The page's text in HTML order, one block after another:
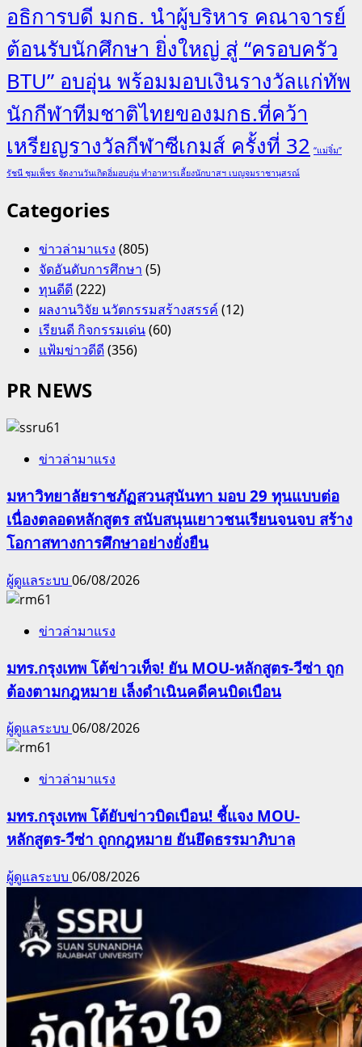
อธิการบดี มกธ. นำผู้บริหาร คณาจารย์
ต้อนรับนักศึกษา ยิ่งใหญ่ สู่ “ครอบครัว
BTU” อบอุ่น พร้อมมอบเงินรางวัลแก่ทัพ
นักกีฬาทีมชาติไทยของมกธ.ที่คว้า
เหรียญรางวัลกีฬาซีเกมส์ ครั้งที่ 32 “แม่จิ๋ม”
รัชนี ชุมเพ็ชร จัดงานวันเกิดอิ่มอบอุ่น ทำอาหารเลี้ยงนักบาสฯ เบญจมราชานุสรณ์
Categories
ข่าวล่ามาแรง (805)
จัดอันดับการศึกษา (5)
ทุนดีดี(222)
ผลงานวิจัย นวัตกรรมสร้างสรรค์(12)
เรียนดี กิจกรรมเด่น(60)
แฟ้มข่าวดีดี(356)
PR NEWS
ข่าวล่ามาแรง
มหาวิทยาลัยราชภัฏสวนสุนันทา มอบ 29 ทุนแบบต่อ
เนื่องตลอดหลักสูตร สนับสนุนเยาวชนเรียนจนจบ สร้าง
โอกาสทางการศึกษาอย่างยั่งยืน
ผู้ดูแลระบบ 06/08/2026
ข่าวล่ามาแรง
มทร.กรุงเทพ โต้ข่าวเท็จ! ยัน MOU-หลักสูตร-วีซ่า ถูก
ต้องตามกฎหมาย เล็งดำเนินคดีคนบิดเบือน
ผู้ดูแลระบบ 06/08/2026
ข่าวล่ามาแรง
มทร.กรุงเทพ โต้ยับข่าวบิดเบือน! ชี้แจง MOU-
หลักสูตร-วีซ่า ถูกกฎหมาย ยันยึดธรรมาภิบาล
ผู้ดูแลระบบ 06/08/2026